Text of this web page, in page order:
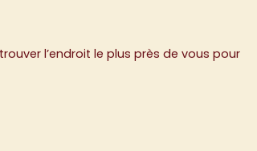
l’endroit le plus près de vous pour